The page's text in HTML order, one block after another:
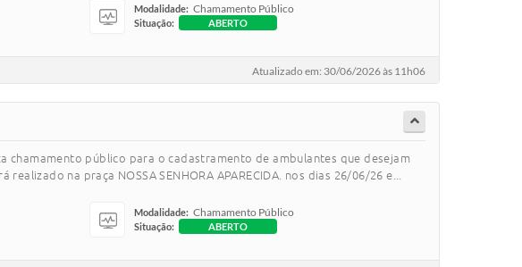
Modalidade: Chamamento Público
Situação: ABERTO
Atualizado em: 30/06/2026 às 11h06
chamamento público para o cadastramento de ambulantes que desejam
na praça NOSSA SENHORA APARECIDA. nos dias 26/06/26 e...
Modalidade: Chamamento Público
Situação: ABERTO